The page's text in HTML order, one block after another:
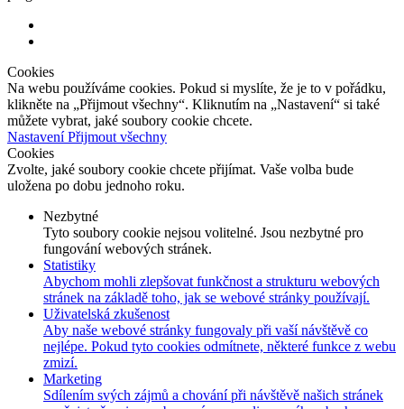
Cookies
Na webu používáme cookies. Pokud si myslíte, že je to v pořádku,
klikněte na „Přijmout všechny“. Kliknutím na „Nastavení“ si také
můžete vybrat, jaké soubory cookie chcete.
NastaveníPřijmout všechny
Cookies
Zvolte, jaké soubory cookie chcete přijímat. Vaše volba bude
uložena po dobu jednoho roku.
Nezbytné
Tyto soubory cookie nejsou volitelné. Jsou nezbytné pro
fungování webových stránek.
Statistiky
Abychom mohli zlepšovat funkčnost a strukturu webových
stránek na základě toho, jak se webové stránky používají.
Uživatelská zkušenost
Aby naše webové stránky fungovaly při vaší návštěvě co
nejlépe. Pokud tyto cookies odmítnete, některé funkce z webu
zmizí.
Marketing
Sdílením svých zájmů a chování při návštěvě našich stránek